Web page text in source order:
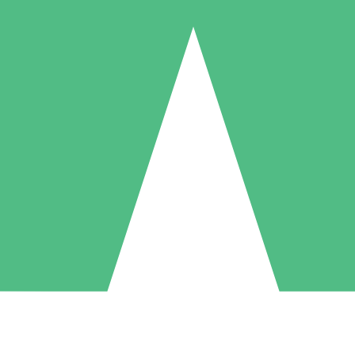
Individuele Creditpakketten
per gebruik met downloadtegoeden. Geen maandelijkse verplichting
5 Downloaden
US$